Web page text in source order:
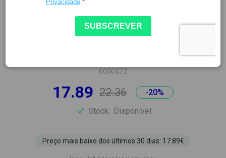
LA ROCHE POSAY EFFACLAR
6090472
17.89 22.36
-20%
Stock: Disponível
Preço mais baixo dos últimos 30 dias: 17.89€